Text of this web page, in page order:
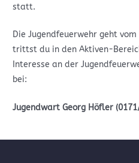
statt.
Die Jugendfeuerwehr geht vom
trittst du in den Aktiven-
Interesse an der
bei:
Jugendwart Georg Höfler